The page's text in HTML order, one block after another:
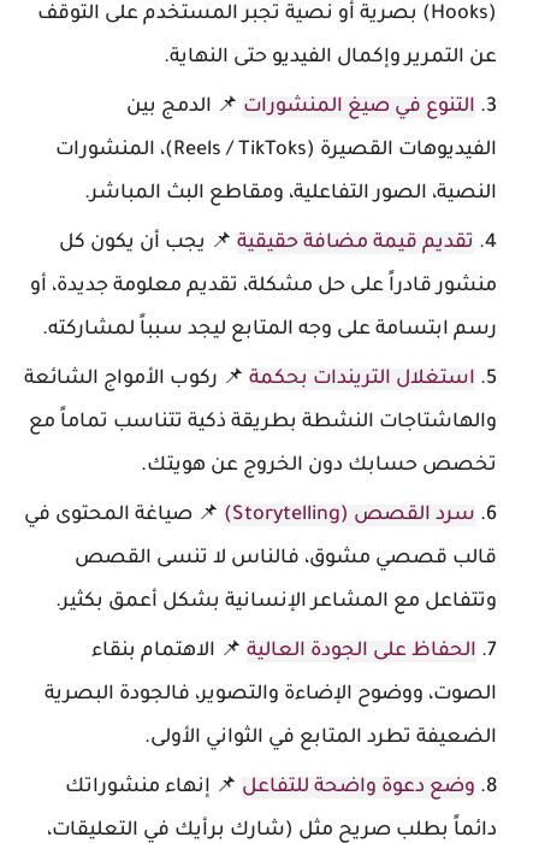
(Hooks) بصرية أو نصية تجبر المستخدم على التوقف
عن التمرير وإكمال الفيديو حتى النهاية.
التنوع في صيغ المنشورات 📌 الدمج بين
الفيديوهات القصيرة (Reels / TikToks)، المنشورات
النصية، الصور التفاعلية، ومقاطع البث المباشر.
تقديم قيمة مضافة حقيقية 📌 يجب أن يكون كل
منشور قادراً على حل مشكلة، تقديم معلومة جديدة، أو
رسم ابتسامة على وجه المتابع ليجد سبباً لمشاركته.
استغلال التريندات بحكمة 📌 ركوب الأمواج الشائعة
والهاشتاجات النشطة بطريقة ذكية تتناسب تماماً مع
تخصص حسابك دون الخروج عن هويتك.
سرد القصص (Storytelling)
📌 صياغة المحتوى في
قالب قصصي مشوق، فالناس لا تنسى القصص
وتتفاعل مع المشاعر الإنسانية بشكل أعمق بكثير.
الحفاظ على الجودة العالية 📌 الاهتمام بنقاء
الصوت، ووضوح الإضاءة والتصوير، فالجودة البصرية
الضعيفة تطرد المتابع في الثواني الأولى.
وضع دعوة واضحة للتفاعل 📌 إنهاء منشوراتك
دائماً بطلب صريح مثل (شارك برأيك في التعليقات،